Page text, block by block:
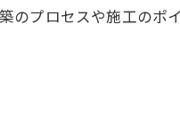
のプロセスや施工のポ